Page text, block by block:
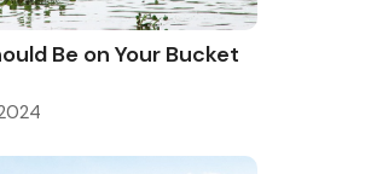
Be on Your Bucket